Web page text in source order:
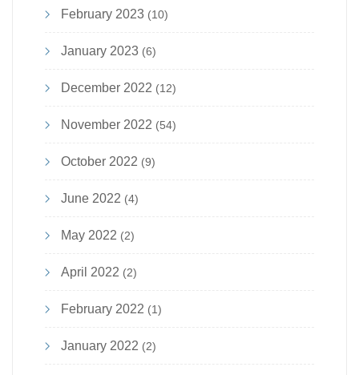
February 2023 (10)
January 2023 (6)
December 2022 (12)
November 2022 (54)
October 2022 (9)
June 2022 (4)
May 2022 (2)
April 2022 (2)
February 2022 (1)
January 2022 (2)